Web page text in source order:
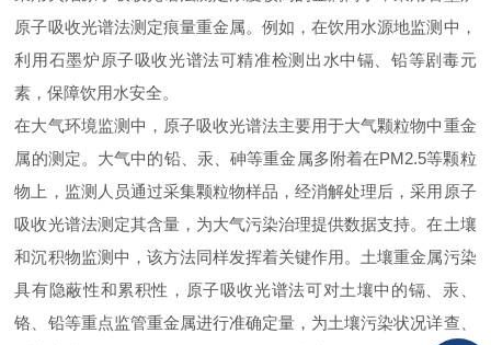
原子吸收光谱法测定痕量重金属。例如，在饮用水源地监测中，
利用石墨炉原子吸收光谱法可精准检测出水中镉、铅等剧毒元
素，保障饮用水安全。
在大气环境监测中，原子吸收光谱法主要用于大气颗粒物中重金
属的测定。大气中的铅、汞、砷等重金属多附着在PM2.5等颗粒
物上，监测人员通过采集颗粒物样品，经消解处理后，采用原子
吸收光谱法测定其含量，为大气污染治理提供数据支持。在土壤
和沉积物监测中，该方法同样发挥着关键作用。土壤重金属污染
具有隐蔽性和累积性，原子吸收光谱法可对土壤中的镉、汞、
铬、铅等重点监管重金属进行准确定量，为土壤污染状况详查、